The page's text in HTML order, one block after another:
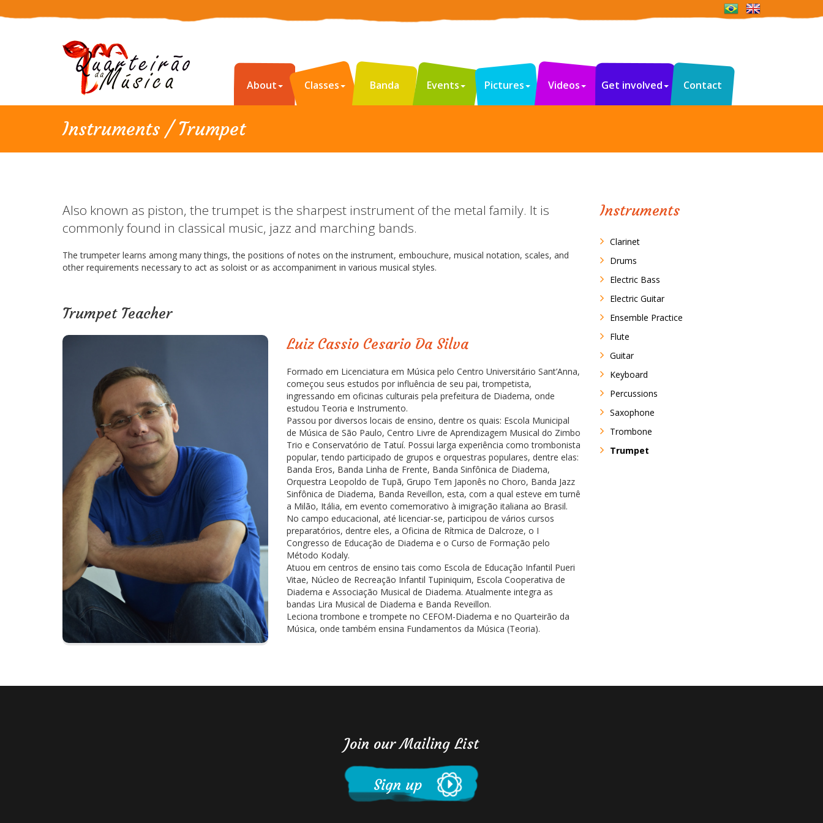
About Classes Banda Events Pictures Videos Get involved Contact
Instruments / Trumpet
Also known as piston, the trumpet is the sharpest instrument of the metal family. It is
commonly found in classical music, jazz and marching bands.
The trumpeter learns among many things, the positions of notes on the instrument, embouchure, musical notation, scales, and
other requirements necessary to act as soloist or as accompaniment in various musical styles.
Trumpet Teacher
Luiz Cassio Cesario Da Silva
Formado em Licenciatura em Música pelo Centro Universitário Sant’Anna,
começou seus estudos por influência de seu pai, trompetista,
ingressando em oficinas culturais pela prefeitura de Diadema, onde
estudou Teoria e Instrumento.
Passou por diversos locais de ensino, dentre os quais: Escola Municipal
de Música de São Paulo, Centro Livre de Aprendizagem Musical do Zimbo
Trio e Conservatório de Tatuí. Possui larga experiência como trombonista
popular, tendo participado de grupos e orquestras populares, dentre elas:
Banda Eros, Banda Linha de Frente, Banda Sinfônica de Diadema,
Orquestra Leopoldo de Tupã, Grupo Tem Japonês no Choro, Banda Jazz
Sinfônica de Diadema, Banda Reveillon, esta, com a qual esteve em turnê
a Milão, Itália, em evento comemorativo à imigração italiana ao Brasil.
No campo educacional, até licenciar-se, participou de vários cursos
preparatórios, dentre eles, a Oficina de Rítmica de Dalcroze, o I
Congresso de Educação de Diadema e o Curso de Formação pelo
Método Kodaly.
Atuou em centros de ensino tais como Escola de Educação Infantil Pueri
Vitae, Núcleo de Recreação Infantil Tupiniquim, Escola Cooperativa de
Diadema e Associação Musical de Diadema. Atualmente integra as
bandas Lira Musical de Diadema e Banda Reveillon.
Leciona trombone e trompete no CEFOM-Diadema e no Quarteirão da
Música, onde também ensina Fundamentos da Música (Teoria).
Instruments
Clarinet
Drums
Electric Bass
Electric Guitar
Ensemble Practice
Flute
Guitar
Keyboard
Percussions
Saxophone
Trombone
Trumpet
Join our Mailing List
Sign up